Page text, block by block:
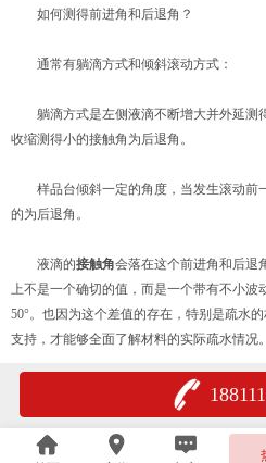
如何测得前进角和后退角？
通常有躺滴方式和倾斜滚动方式：
躺滴方式是左侧液滴不断增大并外延测
收缩测得小的接触角为后退角。
样品台倾斜一定的角度，当发生滚动前
的为后退角。
液滴的接触角会落在这个前进角和后退
上不是一个确切的值，而是一个带有不小
50°。也因为这个差值的存在，特别是疏水
支持，才能够全面了解材料的实际疏水情况。